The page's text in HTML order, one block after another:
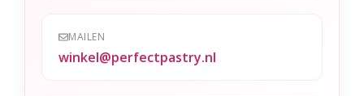
MAILEN
winkel@perfectpastry.nl